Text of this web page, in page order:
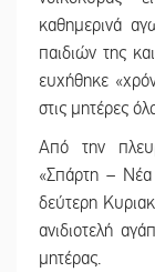
καθημερινά
παιδιών της
ευχήθηκε
στις μητέρες
Από την
«Σπάρτη – Νέα
δεύτερη
ανιδιοτελή
μητέρας.